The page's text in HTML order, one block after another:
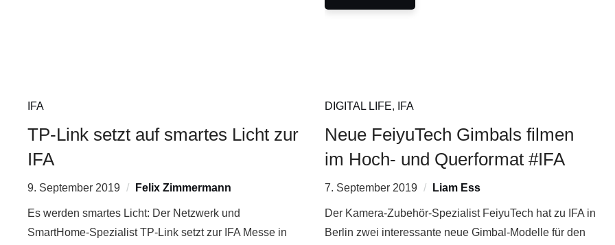
IFA
TP-Link setzt auf smartes Licht zur
IFA
9. September 2019 Felix Zimmermann
Es werden smartes Licht: Der Netzwerk und
SmartHome-Spezialist TP-Link setzt zur IFA Messe in
DIGITAL LIFE, IFA
Neue FeiyuTech Gimbals filmen
im Hoch- und Querformat #IFA
7. September 2019 Liam Ess
Der Kamera-Zubehör-Spezialist FeiyuTech hat zu IFA in
Berlin zwei interessante neue Gimbal-Modelle für den